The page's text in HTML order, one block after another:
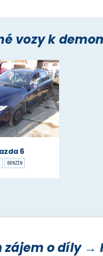
vozy k
6
BENZÍN
zájem o díly →